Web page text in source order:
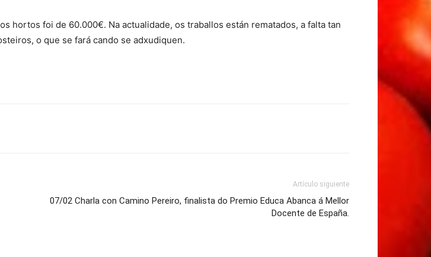
hortos foi de 60.000€. Na actualidade, os traballos están rematados, a falta tan
o que se fará cando se adxudiquen.
Artículo siguiente
07/02 Charla con Camino Pereiro, finalista do Premio Educa Abanca á Mellor
Docente de España.